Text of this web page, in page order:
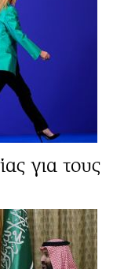
για τους